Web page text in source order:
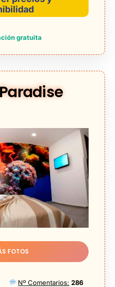
gratuita
FOTOS
Nº Comentarios: 286